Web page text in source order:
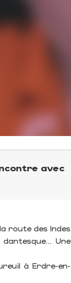
avec
route des Indes
Une
à Erdre-en-